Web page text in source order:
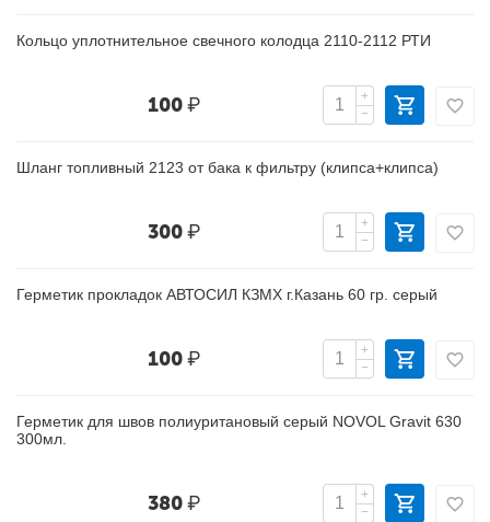
Кольцо уплотнительное свечного колодца 2110-2112 РТИ
100₽
+
−
Шланг топливный 2123 от бака к фильтру (клипса+клипса)
300₽
+
−
Герметик прокладок АВТОСИЛ КЗМХ г.Казань 60 гр. серый
100₽
+
−
Герметик для швов полиуритановый серый NOVOL Gravit 630
300мл.
380₽
+
−